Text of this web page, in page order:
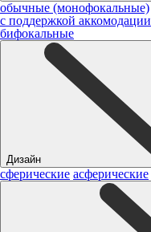
обычные (монофокальные)
с поддержкой аккомодации
бифокальные
Дизайн
сферические асферические